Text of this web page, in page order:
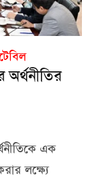
অর্থনীতির
এক
লক্ষ্যে